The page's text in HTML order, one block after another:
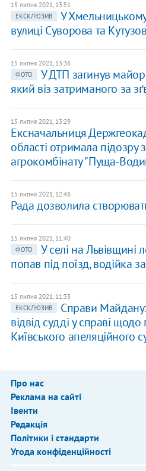
15 липня 2021, 13:51
ЕКСКЛЮЗИВ
У
вулиці Суворова та
15 липня 2021, 13:36
ФОТО
У ДТП загинув майор
який віз затриманого за
15 липня 2021, 13:29
Ексначальниця
області отримала підозру
агрокомбінату "Пуща-
15 липня 2021, 12:46
Рада дозволила
15 липня 2021, 11:40
ФОТО
У селі на Львівщині
попав під поїзд, водійка
15 липня 2021, 11:33
ЕКСКЛЮЗИВ
Справи
відвід судді у справі
Київського апеляційного
Про нас
Реклама на сайті
Івенти
Редакція
Політики і стандарти
Угода конфіденційності